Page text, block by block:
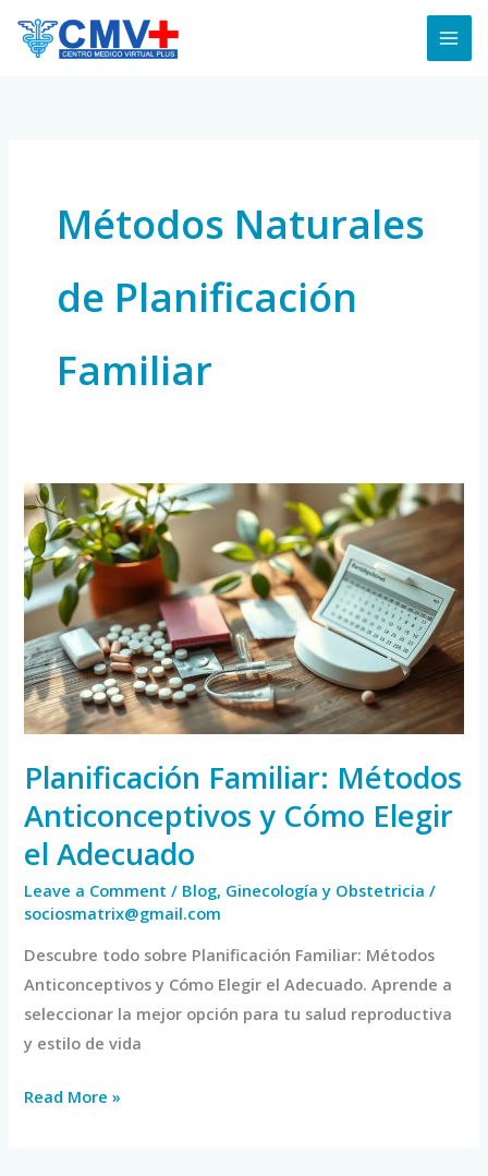
Métodos Naturales
de Planificación
Familiar
Planificación Familiar: Métodos
Anticonceptivos y Cómo Elegir
el Adecuado
Leave a Comment / Blog, Ginecología y Obstetricia /
sociosmatrix@gmail.com
Descubre todo sobre Planificación Familiar: Métodos
Anticonceptivos y Cómo Elegir el Adecuado. Aprende a
seleccionar la mejor opción para tu salud reproductiva
y estilo de vida
Planificación
Familiar:
Métodos
Anticonceptivos
y
Cómo
Elegir
el
Adecuado
Read More »